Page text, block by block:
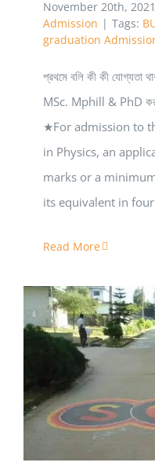
November 20th, 2021
Admission | Tags:
graduation
প্রথমে বলি কী কী যোগ্যতা
MSc. Mphill & PhD
★For admission to
in Physics, an
marks or a
its equivalent in
Read More
সিলেট ইঞ্জিনিয়ারিং